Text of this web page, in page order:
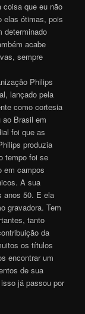
que eu não
elas ótimas, pois
determinado
acabe
sempre
Philips
lançado pela
como cortesia
Brasil em
foi que as
produzia
tempo foi se
em campos
A sua
anos 50. E ela
gravadora. Tem
tanto
da
os títulos
encontrar um
de sua
já passou por